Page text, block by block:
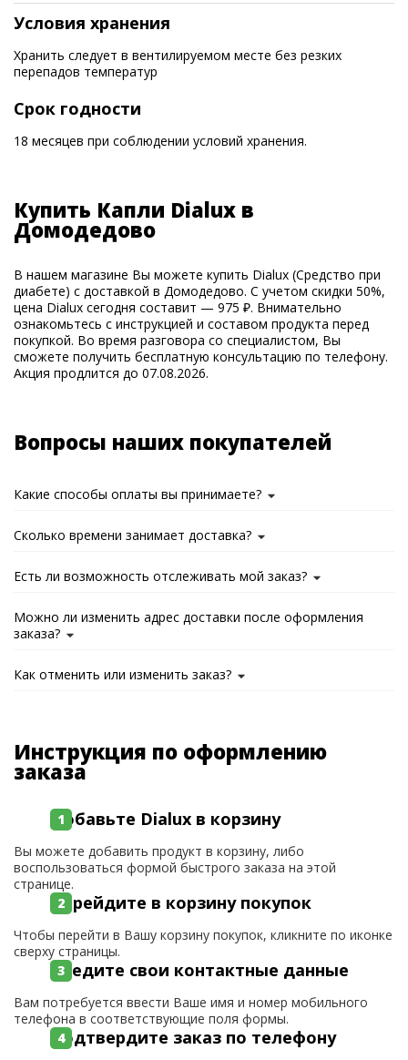
Условия хранения
Хранить следует в вентилируемом месте без резких
перепадов температур
Срок годности
18 месяцев при соблюдении условий хранения.
Купить Капли Dialux в
Домодедово
В нашем магазине Вы можете купить Dialux (Средство при
диабете) с доставкой в Домодедово. С учетом скидки 50%,
цена Dialux сегодня составит — 975 ₽. Внимательно
ознакомьтесь с инструкцией и составом продукта перед
покупкой. Во время разговора со специалистом, Вы
сможете получить бесплатную консультацию по телефону.
Акция продлится до 07.08.2026.
Вопросы наших покупателей
Какие способы оплаты вы принимаете?
Сколько времени занимает доставка?
Есть ли возможность отслеживать мой заказ?
Можно ли изменить адрес доставки после оформления
заказа?
Как отменить или изменить заказ?
Инструкция по оформлению
заказа
Добавьте Dialux в корзину
Вы можете добавить продукт в корзину, либо
воспользоваться формой быстрого заказа на этой
странице.
Перейдите в корзину покупок
Чтобы перейти в Вашу корзину покупок, кликните по иконке
сверху страницы.
Введите свои контактные данные
Вам потребуется ввести Ваше имя и номер мобильного
телефона в соответствующие поля формы.
Подтвердите заказ по телефону